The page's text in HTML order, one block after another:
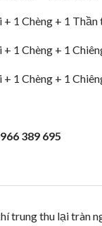
1 Chèng + 1 Thần
1 Chèng + 1
1 Chèng + 1
389 695
trung thu lại tràn